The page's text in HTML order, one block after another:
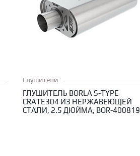
Глушители
ГЛУШИТЕЛЬ BORLA S-TYPE
CRATE304 ИЗ НЕРЖАВЕЮЩЕЙ
СТАЛИ, 2.5 ДЮЙМА, BOR-400819